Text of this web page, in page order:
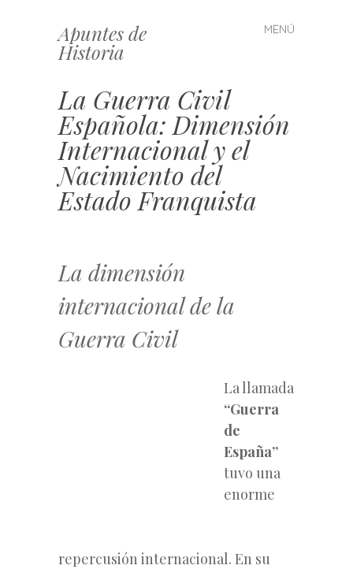
Apuntes de
Historia
MENÚ
Saltar
al
La Guerra Civil
Española: Dimensión
Internacional y el
Nacimiento del
Estado Franquista
La dimensión
internacional de la
Guerra Civil
La llamada
“Guerra
de
España”
tuvo una
enorme
repercusión internacional. En su